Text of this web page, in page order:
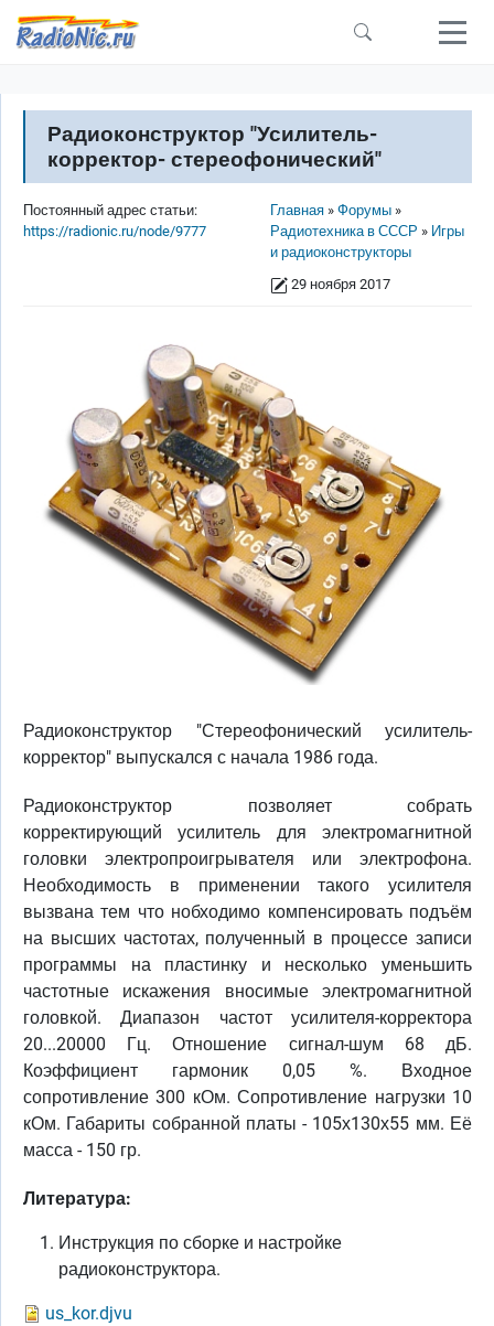
Перейти к основному содержанию
Радиоконструктор "Усилитель-
корректор- стереофонический"
Строка навигации
Главная
Форумы
Радиотехника в СССР
Игры
и радиоконструкторы
29 ноября 2017
Постоянный адрес статьи:
https://radionic.ru/node/9777
Радиоконструктор "Стереофонический усилитель-
корректор" выпускался с начала 1986 года.
Радиоконструктор позволяет собрать
корректирующий усилитель для электромагнитной
головки электропроигрывателя или электрофона.
Необходимость в применении такого усилителя
вызвана тем что нобходимо компенсировать подъём
на высших частотах, полученный в процессе записи
программы на пластинку и несколько уменьшить
частотные искажения вносимые электромагнитной
головкой. Диапазон частот усилителя-корректора
20...20000 Гц. Отношение сигнал-шум 68 дБ.
Коэффициент гармоник 0,05 %. Входное
сопротивление 300 кОм. Сопротивление нагрузки 10
кОм. Габариты собранной платы - 105х130х55 мм. Её
масса - 150 гр.
Литература:
Инструкция по сборке и настройке
радиоконструктора.
us_kor.djvu